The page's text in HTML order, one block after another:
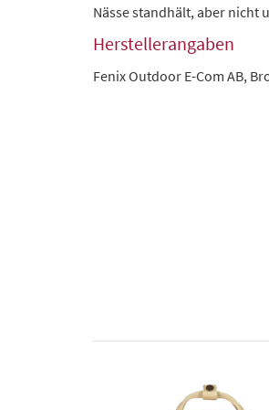
Nässe standhält, aber nicht
Herstellerangaben
Fenix Outdoor E-Com AB,